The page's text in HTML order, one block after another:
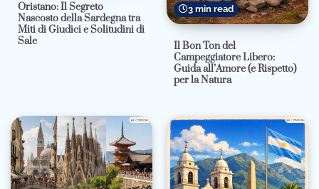
Oristano: Il Segreto
Nascosto della Sardegna tra
Miti di Giudici e Solitudini di
Sale
3 min read
Il Bon Ton del
Campeggiatore Libero:
Guida all’Amore (e Rispetto)
per la Natura